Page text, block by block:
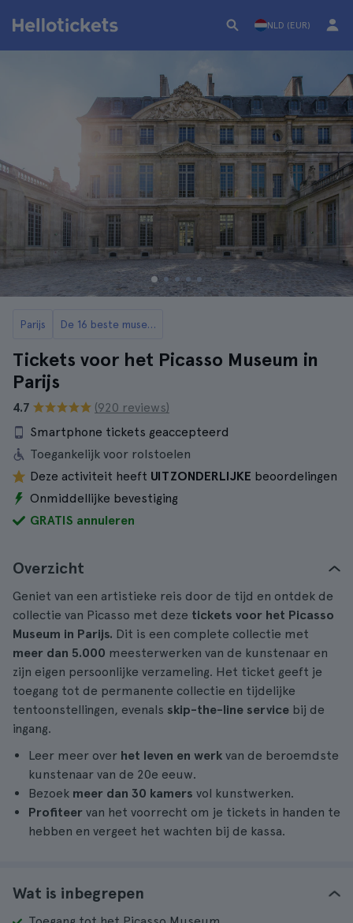
NLD (EUR)
Parijs De 16 beste musea in Parijs
Tickets voor het Picasso Museum in
Parijs
4.7
(920 reviews)
Smartphone tickets geaccepteerd
Toegankelijk voor rolstoelen
Deze activiteit heeft UITZONDERLIJKE beoordelingen
Onmiddellijke bevestiging
GRATIS annuleren
Overzicht
Geniet van een artistieke reis door de tijd en ontdek de
collectie van Picasso met deze tickets voor het Picasso
Museum in Parijs. Dit is een complete collectie met
meer dan 5.000 meesterwerken van de kunstenaar en
zijn eigen persoonlijke verzameling. Het ticket geeft je
toegang tot de permanente collectie en tijdelijke
tentoonstellingen, evenals skip-the-line service bij de
ingang.
Leer meer over het leven en werk van de beroemdste
kunstenaar van de 20e eeuw.
Bezoek meer dan 30 kamers vol kunstwerken.
Profiteer van het voorrecht om je tickets in handen te
hebben en vergeet het wachten bij de kassa.
Wat is inbegrepen